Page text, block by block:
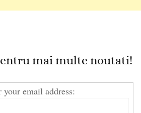
mai multe noutati!
your email address: